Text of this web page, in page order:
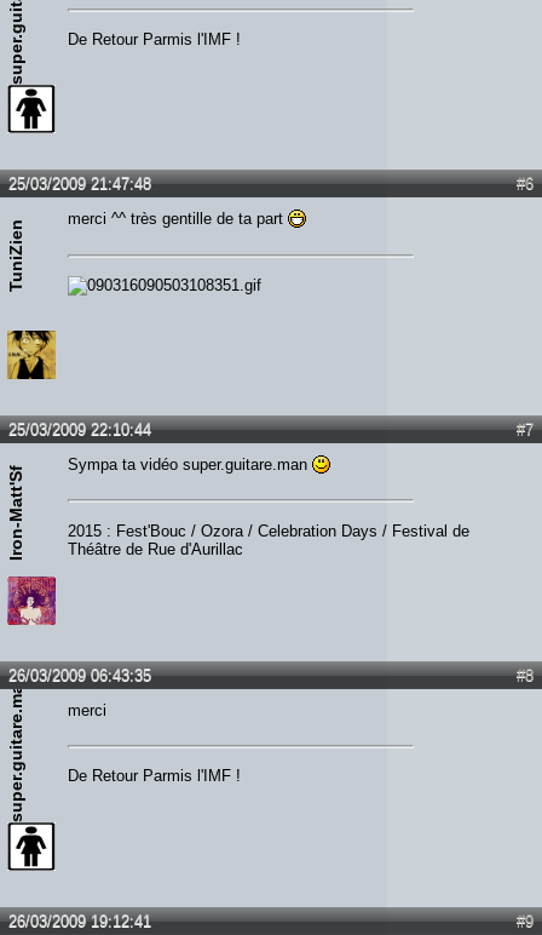
De Retour Parmis l'IMF !
#6
25/03/2009 21:47:48
TuniZien
merci ^^ très gentille de ta part
#7
25/03/2009 22:10:44
Iron-Matt'Sf
Sympa ta vidéo super.guitare.man
2015 : Fest'Bouc / Ozora / Celebration Days / Festival de
Théâtre de Rue d'Aurillac
#8
26/03/2009 06:43:35
super.guitare.man merci
De Retour Parmis l'IMF !
#9
26/03/2009 19:12:41